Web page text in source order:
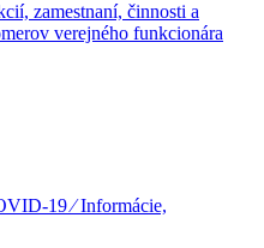
zamestnaní, činnosti a
verejného funkcionára
19 ⁄ Informácie,